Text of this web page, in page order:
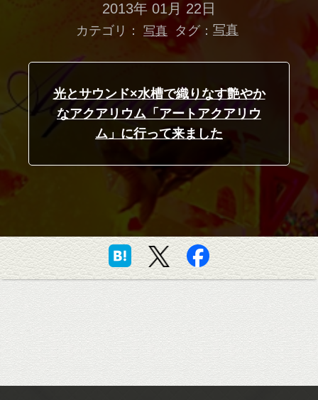
2013年 01月 22日
カテゴリ： 写真 タグ： 写真
光とサウンド×水槽で織りなす艶やか
なアクアリウム「アートアクアリウ
ム」に行って来ました